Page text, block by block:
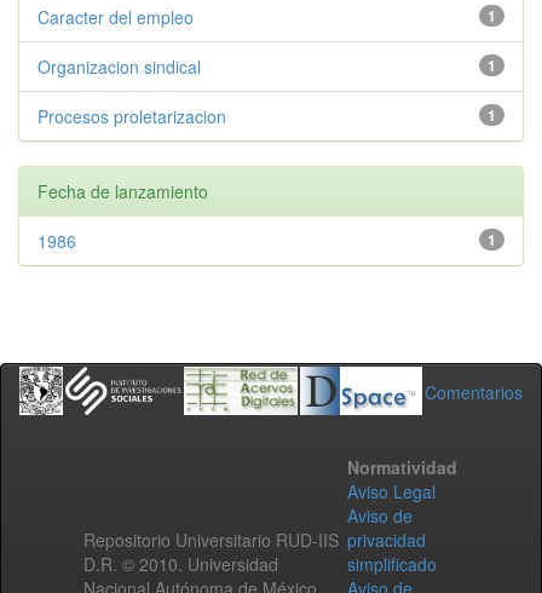
1
Caracter del empleo
1
Organizacion sindical
1
Procesos proletarizacion
Fecha de lanzamiento
1
1986
Comentarios
Repositorio Universitario RUD-IIS
D.R. © 2010. Universidad
Nacional Autónoma de México.
Normatividad
Aviso Legal
Aviso de
privacidad
simplificado
Aviso de